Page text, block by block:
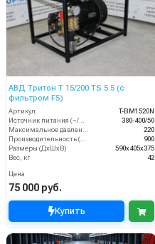
АВД Тритон T 15/200 TS 5.5 (с
фильтром F5)
Артикул
T-BM1520N
Источник питания (~/В/Гц)
380-400/50
Максимальное давление (бар)
220
Производительность (л/мин)
900
Размеры (ДхШхВ)
590х405х375
Вес, кг
42
Цена
75 000 руб.
Купить